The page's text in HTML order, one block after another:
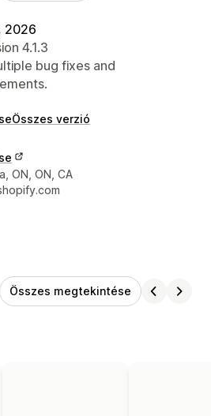
2026
4.1.3
bug fixes and
Összes verzió
adatai
ON, ON, CA
Összes megtekintése